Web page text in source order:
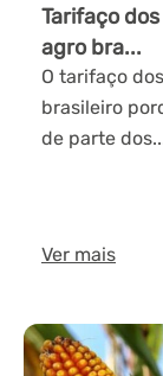
Tarifaço
agro bra...
O tarifaço
brasileiro
de parte
Ver mais